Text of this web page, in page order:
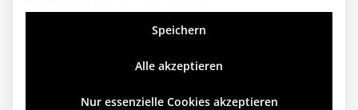
Erforderlichen Service
akzeptieren und Inhalte
Alicia Keys. Hab ich zum ersten Mal während einer
Speichern
Alle akzeptieren
Nur essenzielle Cookies akzeptieren